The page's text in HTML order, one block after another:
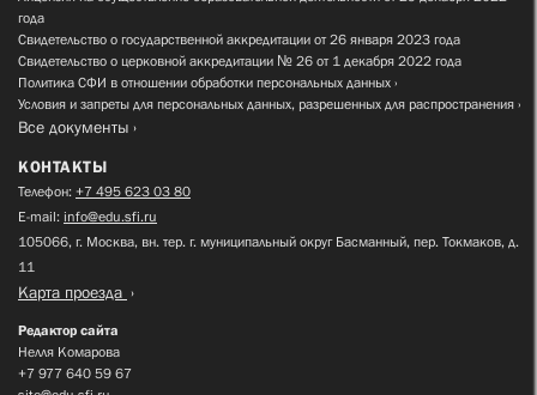
года
Свидетельство о государственной аккредитации от 26 января 2023 года
Свидетельство о церковной аккредитации № 26 от 1 декабря 2022 года
Политика СФИ в отношении обработки персональных данных
Условия и запреты для персональных данных, разрешенных для распространения
Все документы
КОНТАКТЫ
Телефон: +7 495 623 03 80
E-mail: info@edu.sfi.ru
105066, г. Москва, вн. тер. г. муниципальный округ Басманный, пер. Токмаков, д.
11
Карта проезда
Редактор сайта
Нелля Комарова
+7 977 640 59 67